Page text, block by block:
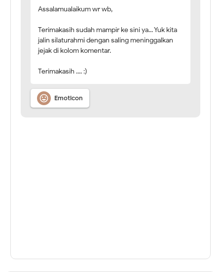
Assalamualaikum wr wb,
Terimakasih sudah mampir ke sini ya... Yuk kita
jalin silaturahmi dengan saling meninggalkan
jejak di kolom komentar.
Terimakasih .... :)
 Emoticon